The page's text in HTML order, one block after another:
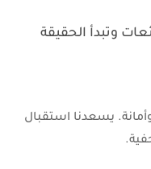
وتبدأ الحقيقة
يسعدنا استقبال